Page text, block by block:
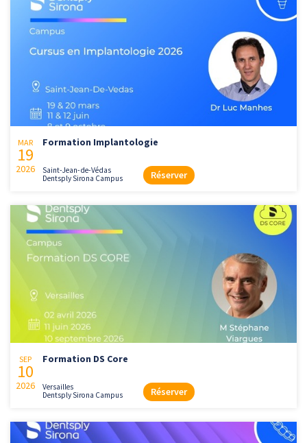
MAR
19
2026
Formation Implantologie
Saint-Jean-de-Védas
Dentsply Sirona Campus
Réserver
SEP
10
2026
Formation DS Core
Versailles
Dentsply Sirona Campus
Réserver